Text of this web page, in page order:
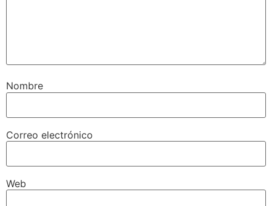
Nombre
Correo electrónico
Web